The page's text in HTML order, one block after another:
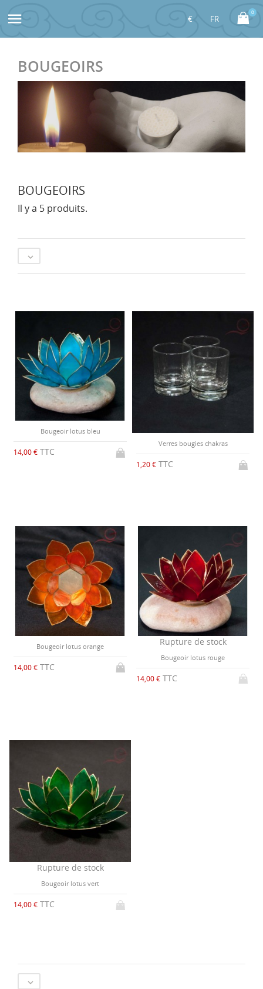
 0
BOUGEOIRS
BOUGEOIRS
Il y a 5 produits.

Bougeoir lotus bleu
14,00 € TTC
Verres bougies chakras
1,20 € TTC
Bougeoir lotus orange
14,00 € TTC
Rupture de stock
Bougeoir lotus rouge
14,00 € TTC
Rupture de stock
Bougeoir lotus vert
14,00 € TTC
